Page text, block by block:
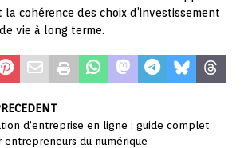
cohérence des choix d’investissement
vie à long terme.
d’entreprise en ligne : guide complet
entrepreneurs du numérique